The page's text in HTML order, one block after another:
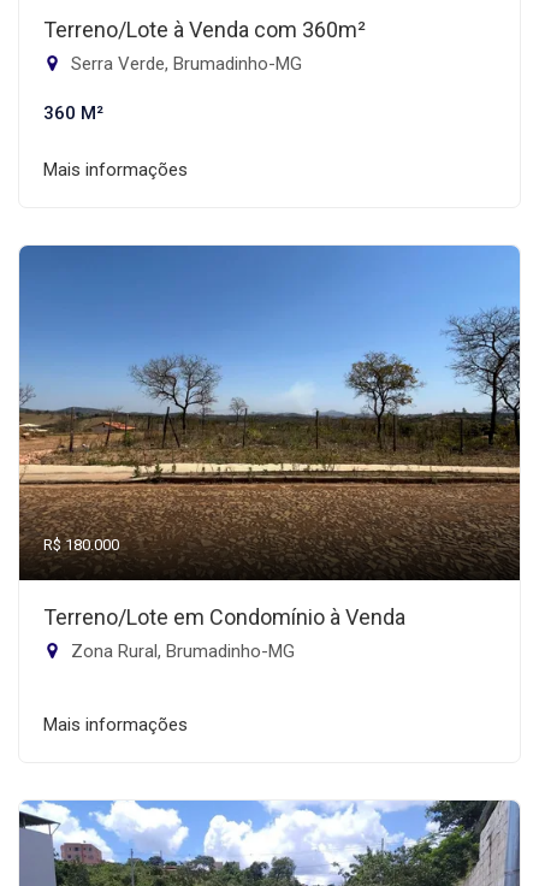
Terreno/Lote à Venda com 360m²
Serra Verde, Brumadinho-MG
360 M²
Mais informações
R$ 180.000
Terreno/Lote em Condomínio à Venda
Zona Rural, Brumadinho-MG
Mais informações